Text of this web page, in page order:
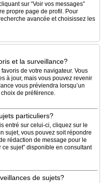
sur “Voir vos messages”
propre page de profil. Pour
avancée et choisissez les
et la surveillance?
de votre navigateur. Vous
à jour, mais vous pouvez revenir
vous préviendra lorsqu’un
de préférence.
particuliers?
entré sur celui-ci, cliquez sur le
sujet, vous pouvez soit répondre
rédaction de message pour le
sujet” disponible en consultant
de sujets?